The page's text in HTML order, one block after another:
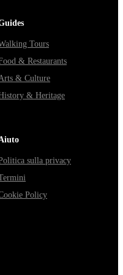
Tours
& Restaurants
& Culture
& Heritage
sulla privacy
Policy